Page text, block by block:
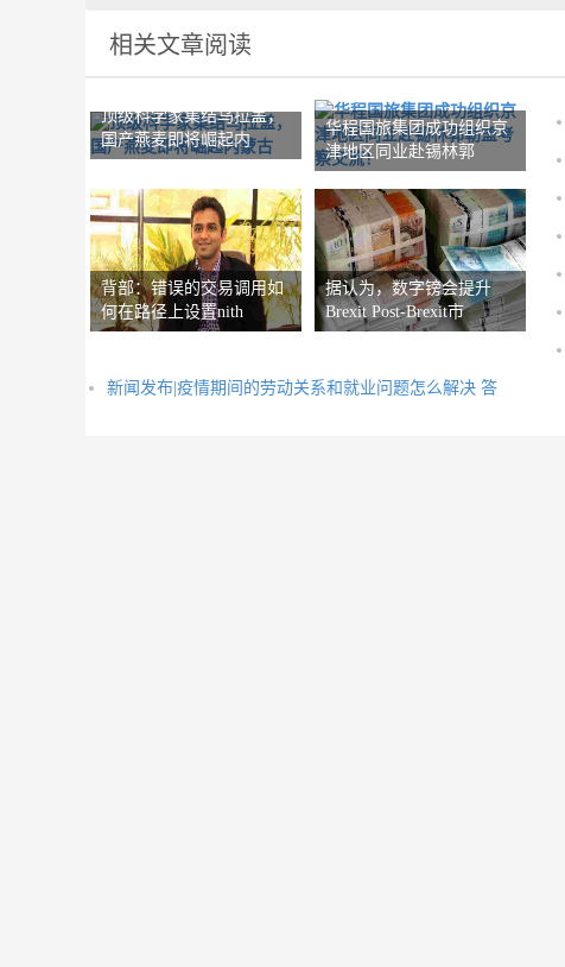
相关文章阅读
顶级科学家集结乌拉盖，
国产燕麦即将崛起内
华程国旅集团成功组织京
津地区同业赴锡林郭
背部：错误的交易调用如
何在路径上设置nith
据认为，数字镑会提升
Brexit Post-Brexit市
新闻发布|疫情期间的劳动关系和就业问题怎么解决 答